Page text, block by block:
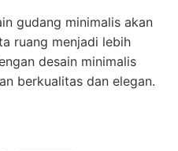
gudang minimalis akan
ruang menjadi lebih
desain minimalis
berkualitas dan elegan.